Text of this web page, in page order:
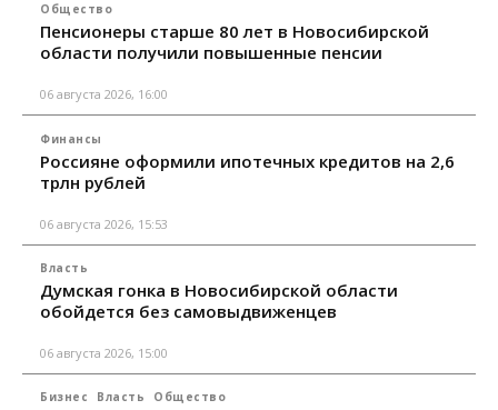
Общество
Пенсионеры старше 80 лет в Новосибирской
области получили повышенные пенсии
06 августа 2026, 16:00
Финансы
Россияне оформили ипотечных кредитов на 2,6
трлн рублей
06 августа 2026, 15:53
Власть
Думская гонка в Новосибирской области
обойдется без самовыдвиженцев
06 августа 2026, 15:00
Бизнес Власть Общество